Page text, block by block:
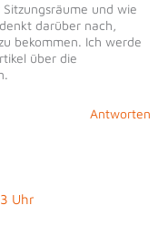
und wie
darüber nach,
bekommen. Ich werde
über die
Antworten
Uhr